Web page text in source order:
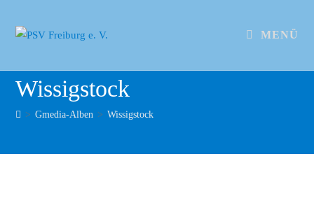
MENÜ
Wissigstock
> Gmedia-Alben > Wissigstock